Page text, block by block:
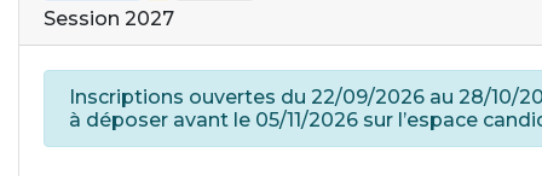
Session 2027
Inscriptions ouvertes du 22/09/2026 au 28/10/
à déposer avant le 05/11/2026 sur l’espace